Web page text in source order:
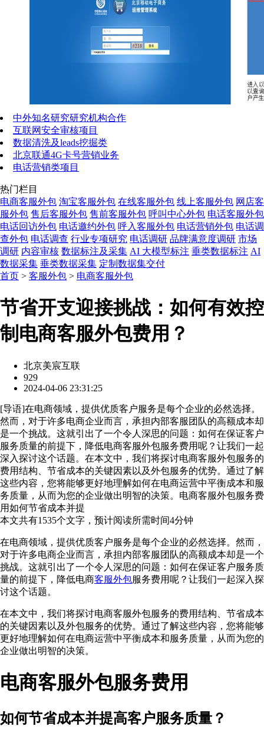
中外知名研究研究机构合作
互联网安全审核项目
数据清洗及leads挖掘类
北京联通4G卡号营销业务
电话营销类项目
热门栏目
电商客服外包 淘宝客服外包 在线客服外包 线上客服外包 网店客
服外包 售后客服外包 售前客服外包 呼叫中心外包 电话客服外包
电话回访外包 电话邀约外包 呼入客服外包 电话营销外包 电话调
查外包 电话调查 行业专项研究 电话调研 品牌满意度调研 市场
调研 内容审核 数据标注及采集 AI 大模型标注 垂类数据标注 AI
数据采集 垂类数据采集 定制数据集交付
首页 > 客服外包 > 电商客服外包
节省开支迎接挑战：如何有效控
制电商客服外包费用？
北京美宸互联
929
2024-04-06 23:31:25
[导语]在电商领域，提供优质客户服务是每个企业的必然选择。
然而，对于许多电商企业而言，承担内部客服团队的高额成本却
是一个挑战。这就引出了一个令人深思的问题：如何在保证客户
服务质量的前提下，降低电商客服外包服务费用呢？让我们一起
深入探讨这个话题。在本文中，我们将探讨电商客服外包服务的
费用结构、节省成本的关键因素以及外包服务的优势。通过了解
这些内容，您将能够更好地理解如何在电商运营中平衡成本和服
务质量，从而为您的企业做出明智的决策。电商客服外包服务费
用如何节省成本并提
本文共有1535个文字，预计阅读所需时间4分钟
在电商领域，提供优质客户服务是每个企业的必然选择。然而，
对于许多电商企业而言，承担内部客服团队的高额成本却是一个
挑战。这就引出了一个令人深思的问题：如何在保证客户服务质
量的前提下，降低电商客服外包服务费用呢？让我们一起深入探
讨这个话题。
在本文中，我们将探讨电商客服外包服务的费用结构、节省成本
的关键因素以及外包服务的优势。通过了解这些内容，您将能够
更好地理解如何在电商运营中平衡成本和服务质量，从而为您的
企业做出明智的决策。
电商客服外包服务费用
如何节省成本并提高客户服务质量？